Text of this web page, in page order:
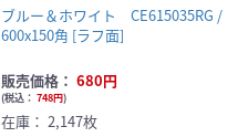
ブルー＆ホワイト CE615035RG /
600x150角 [ラフ面]
販売価格： 680円
(税込： 748円)
在庫： 2,147枚